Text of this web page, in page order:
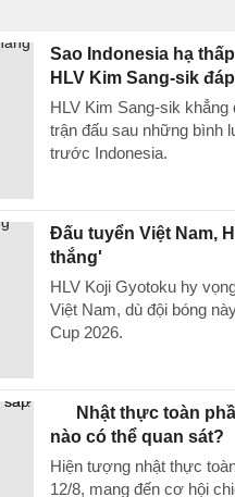
Sao Indonesia hạ
HLV Kim Sang-sik
HLV Kim Sang-sik
trận đấu sau những bình
trước Indonesia.
Đấu tuyển Việt Nam,
thắng'
HLV Koji Gyotoku hy
Việt Nam, dù đội bóng
Cup 2026.
Nhật thực toàn
nào có thể quan sát?
Hiện tượng nhật thực
12/8, mang đến cơ hội